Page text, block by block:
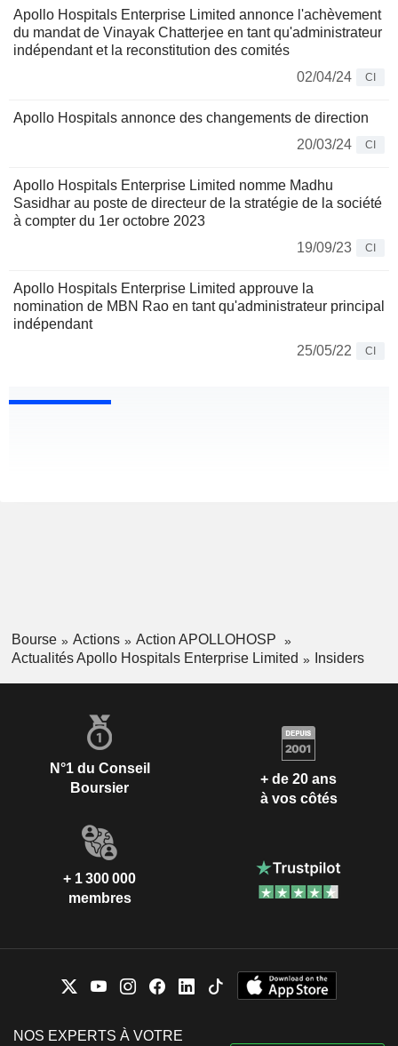
Apollo Hospitals Enterprise Limited annonce l'achèvement
du mandat de Vinayak Chatterjee en tant qu'administrateur
indépendant et la reconstitution des comités
02/04/24
CI
Apollo Hospitals annonce des changements de direction
20/03/24
CI
Apollo Hospitals Enterprise Limited nomme Madhu
Sasidhar au poste de directeur de la stratégie de la société
à compter du 1er octobre 2023
19/09/23
CI
Apollo Hospitals Enterprise Limited approuve la
nomination de MBN Rao en tant qu'administrateur principal
indépendant
25/05/22
CI
Bourse Actions
Action APOLLOHOSP
Actualités Apollo Hospitals Enterprise Limited
Insiders
N°1 du Conseil
Boursier
+ de 20 ans
à vos côtés
+ 1 300 000
membres
NOS EXPERTS À VOTRE